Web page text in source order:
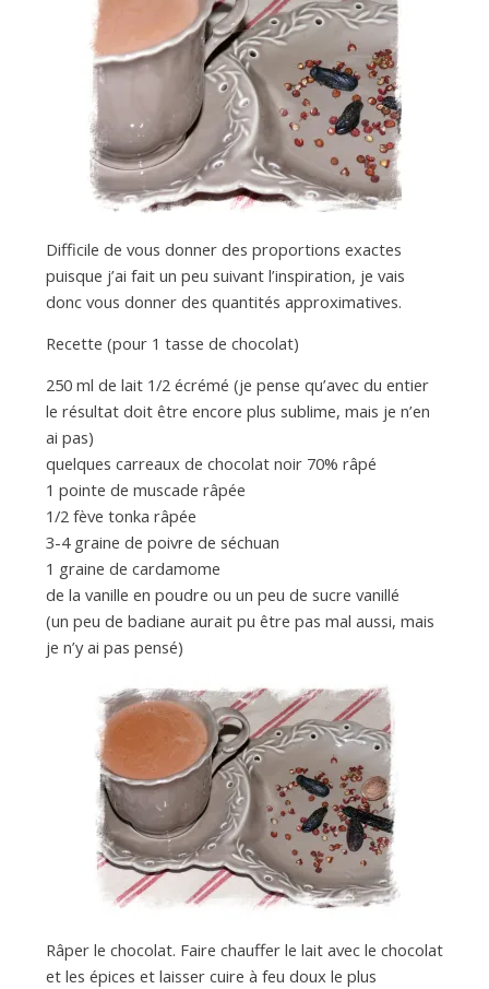
Difficile de vous donner des proportions exactes
puisque j’ai fait un peu suivant l’inspiration, je vais
donc vous donner des quantités approximatives.
Recette (pour 1 tasse de chocolat)
250 ml de lait 1/2 écrémé (je pense qu’avec du entier
le résultat doit être encore plus sublime, mais je n’en
ai pas)
quelques carreaux de chocolat noir 70% râpé
1 pointe de muscade râpée
1/2 fève tonka râpée
3-4 graine de poivre de séchuan
1 graine de cardamome
de la vanille en poudre ou un peu de sucre vanillé
(un peu de badiane aurait pu être pas mal aussi, mais
je n’y ai pas pensé)
Râper le chocolat. Faire chauffer le lait avec le chocolat
et les épices et laisser cuire à feu doux le plus